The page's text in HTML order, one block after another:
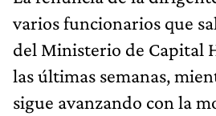
varios funcionarios que
del Ministerio de Capital
las últimas semanas,
sigue avanzando con la